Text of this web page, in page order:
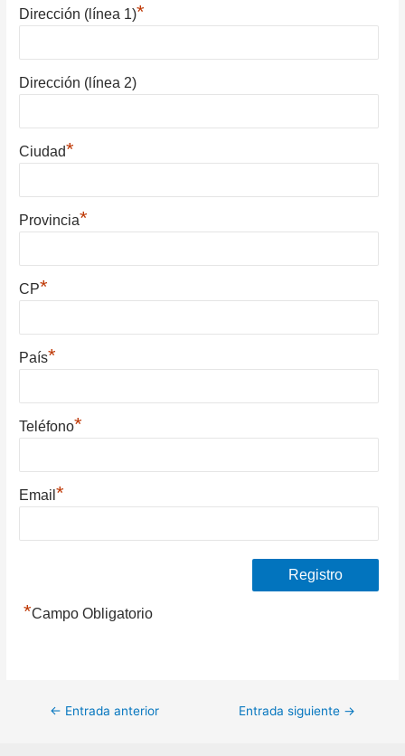
Dirección (línea 1)*
Dirección (línea 2)
Ciudad*
Provincia*
CP*
País*
Teléfono*
Email*
*Campo Obligatorio
Navegación
← Entrada anterior Entrada siguiente →